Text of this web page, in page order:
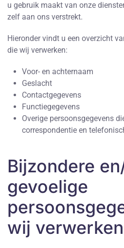
u gebruik maakt van onze
zelf aan ons verstrekt.
Hieronder vindt u een overzicht
die wij verwerken:
Voor- en achternaam
Geslacht
Contactgegevens
Functiegegevens
Overige persoonsgegevens
correspondentie en
Bijzondere
gevoelige
wij verwerken